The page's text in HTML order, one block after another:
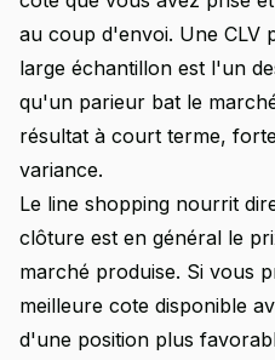
au coup d'envoi. Une CLV
large échantillon est l'un
qu'un parieur bat le
résultat à court terme,
variance.
Le line shopping nourrit
clôture est en général le
marché produise. Si vous
meilleure cote disponible
d'une position plus